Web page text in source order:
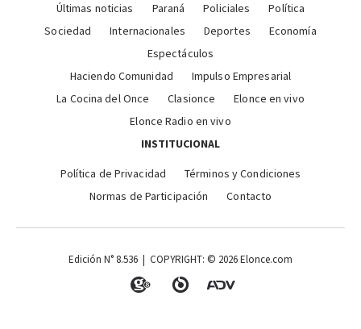
Últimas noticias Paraná Policiales
Política
Sociedad
Internacionales Deportes
Economía
Espectáculos
Haciendo Comunidad
Impulso Empresarial
La Cocina del Once
Clasionce
Elonce en vivo
Elonce Radio en vivo
INSTITUCIONAL
Política de Privacidad
Términos y Condiciones
Normas de Participación
Contacto
Edición N° 8.536 | COPYRIGHT: © 2026 Elonce.com